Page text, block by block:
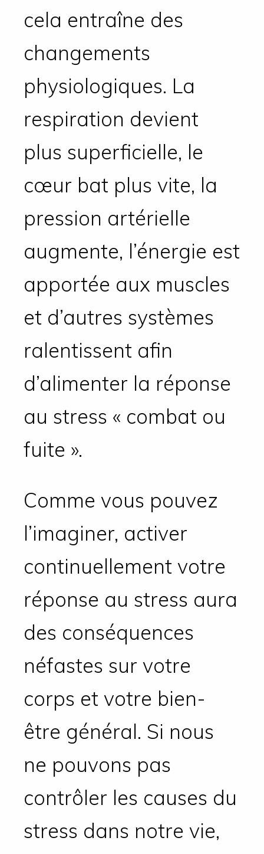
cela entraîne des
changements
physiologiques. La
respiration devient
plus superficielle, le
cœur bat plus vite, la
pression artérielle
augmente, l’énergie est
apportée aux muscles
et d’autres systèmes
ralentissent afin
d’alimenter la réponse
au stress « combat ou
fuite ».
Comme vous pouvez
l’imaginer, activer
continuellement votre
réponse au stress aura
des conséquences
néfastes sur votre
corps et votre bien-
être général. Si nous
ne pouvons pas
contrôler les causes du
stress dans notre vie,